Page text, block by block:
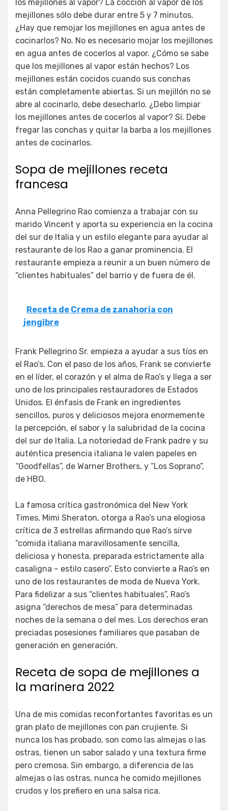
los mejillones al vapor? La cocción al vapor de los
mejillones sólo debe durar entre 5 y 7 minutos.
¿Hay que remojar los mejillones en agua antes de
cocinarlos? No. No es necesario mojar los mejillones
en agua antes de cocerlos al vapor. ¿Cómo se sabe
que los mejillones al vapor están hechos? Los
mejillones están cocidos cuando sus conchas
están completamente abiertas. Si un mejillón no se
abre al cocinarlo, debe desecharlo. ¿Debo limpiar
los mejillones antes de cocerlos al vapor? Sí. Debe
fregar las conchas y quitar la barba a los mejillones
antes de cocinarlos.
Sopa de mejillones receta
francesa
Anna Pellegrino Rao comienza a trabajar con su
marido Vincent y aporta su experiencia en la cocina
del sur de Italia y un estilo elegante para ayudar al
restaurante de los Rao a ganar prominencia. El
restaurante empieza a reunir a un buen número de
“clientes habituales” del barrio y de fuera de él.
Receta de Crema de zanahoria con
jengibre
Frank Pellegrino Sr. empieza a ayudar a sus tíos en
el Rao’s. Con el paso de los años, Frank se convierte
en el líder, el corazón y el alma de Rao’s y llega a ser
uno de los principales restauradores de Estados
Unidos. El énfasis de Frank en ingredientes
sencillos, puros y deliciosos mejora enormemente
la percepción, el sabor y la salubridad de la cocina
del sur de Italia. La notoriedad de Frank padre y su
auténtica presencia italiana le valen papeles en
“Goodfellas”, de Warner Brothers, y “Los Soprano”,
de HBO.
La famosa crítica gastronómica del New York
Times, Mimi Sheraton, otorga a Rao’s una elogiosa
crítica de 3 estrellas afirmando que Rao’s sirve
“comida italiana maravillosamente sencilla,
deliciosa y honesta, preparada estrictamente alla
casaligna – estilo casero”. Esto convierte a Rao’s en
uno de los restaurantes de moda de Nueva York.
Para fidelizar a sus “clientes habituales”, Rao’s
asigna “derechos de mesa” para determinadas
noches de la semana o del mes. Los derechos eran
preciadas posesiones familiares que pasaban de
generación en generación.
Receta de sopa de mejillones a
la marinera 2022
Una de mis comidas reconfortantes favoritas es un
gran plato de mejillones con pan crujiente. Si
nunca los has probado, son como las almejas o las
ostras, tienen un sabor salado y una textura firme
pero cremosa. Sin embargo, a diferencia de las
almejas o las ostras, nunca he comido mejillones
crudos y los prefiero en una salsa rica.